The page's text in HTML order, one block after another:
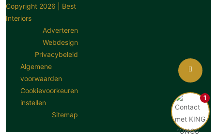
1
Copyright 2026 | Best
Interiors
Adverteren
Webdesign
Privacybeleid
Algemene
voorwaarden
Cookievoorkeuren
instellen
Sitemap